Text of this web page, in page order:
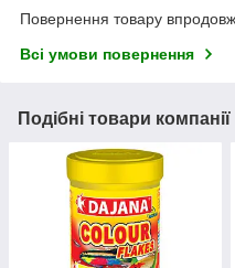
Повернення товару
Всі умови повернення
Подібні товари компанії